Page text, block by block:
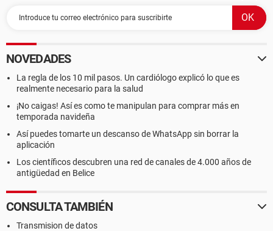
NOVEDADES
La regla de los 10 mil pasos. Un cardiólogo explicó lo que es
realmente necesario para la salud
¡No caigas! Así es como te manipulan para comprar más en
temporada navideña
Así puedes tomarte un descanso de WhatsApp sin borrar la
aplicación
Los científicos descubren una red de canales de 4.000 años de
antigüedad en Belice
CONSULTA TAMBIÉN
Transmision de datos